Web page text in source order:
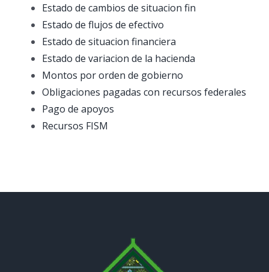
Estado de cambios de situacion fin
Estado de flujos de efectivo
Estado de situacion financiera
Estado de variacion de la hacienda
Montos por orden de gobierno
Obligaciones pagadas con recursos federales
Pago de apoyos
Recursos FISM